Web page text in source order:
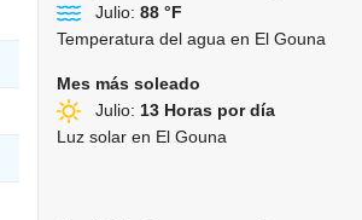
Julio: 88 °F
Temperatura del agua en El Gouna
Mes más soleado
Julio: 13 Horas por día
Luz solar en El Gouna